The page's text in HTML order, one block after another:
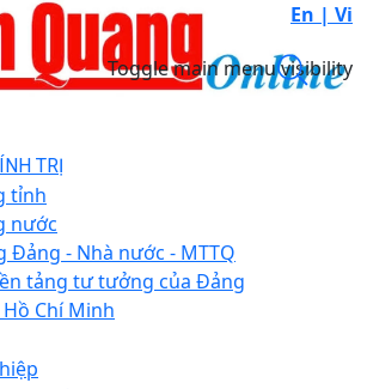
En | Vi
Toggle main menu visibility
TRỊ
tỉnh
nước
Đảng - Nhà nước - MTTQ
tảng tư tưởng của Đảng
Chí Minh